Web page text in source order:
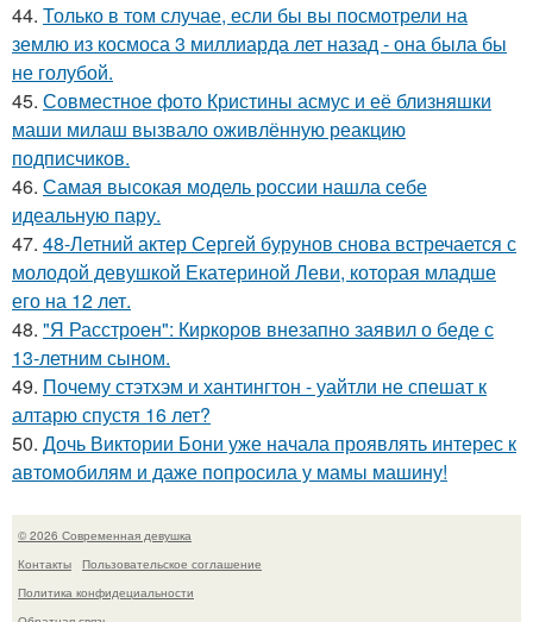
44. Только в том случае, если бы вы посмотрели на
землю из космоса 3 миллиарда лет назад - она была бы
не голубой.
45. Совместное фото Кристины асмус и её близняшки
маши милаш вызвало оживлённую реакцию
подписчиков.
46. Самая высокая модель россии нашла себе
идеальную пару.
47. 48-Летний актер Сергей бурунов снова встречается с
молодой девушкой Екатериной Леви, которая младше
его на 12 лет.
48. "Я Расстроен": Киркоров внезапно заявил о беде с
13-летним сыном.
49. Почему стэтхэм и хантингтон - уайтли не спешат к
алтарю спустя 16 лет?
50. Дочь Виктории Бони уже начала проявлять интерес к
автомобилям и даже попросила у мамы машину!
© 2026 Современная девушка
Контакты
Пользовательское соглашение
Политика конфидециальности